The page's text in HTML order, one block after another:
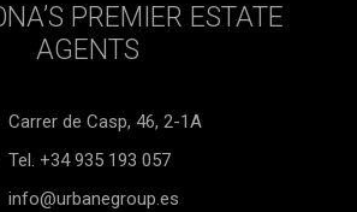
PREMIER ESTATE
AGENTS
Carrer de Casp, 46, 2-1A
Tel. +34 935 193 057
info@urbanegroup.es